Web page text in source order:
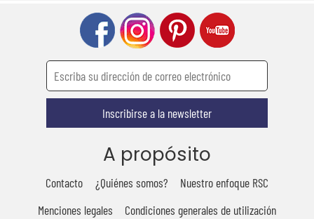
Inscribirse a la newsletter
A propósito
Contacto ¿Quiénes somos?
Nuestro enfoque RSC
Menciones legales
Condiciones generales de utilización